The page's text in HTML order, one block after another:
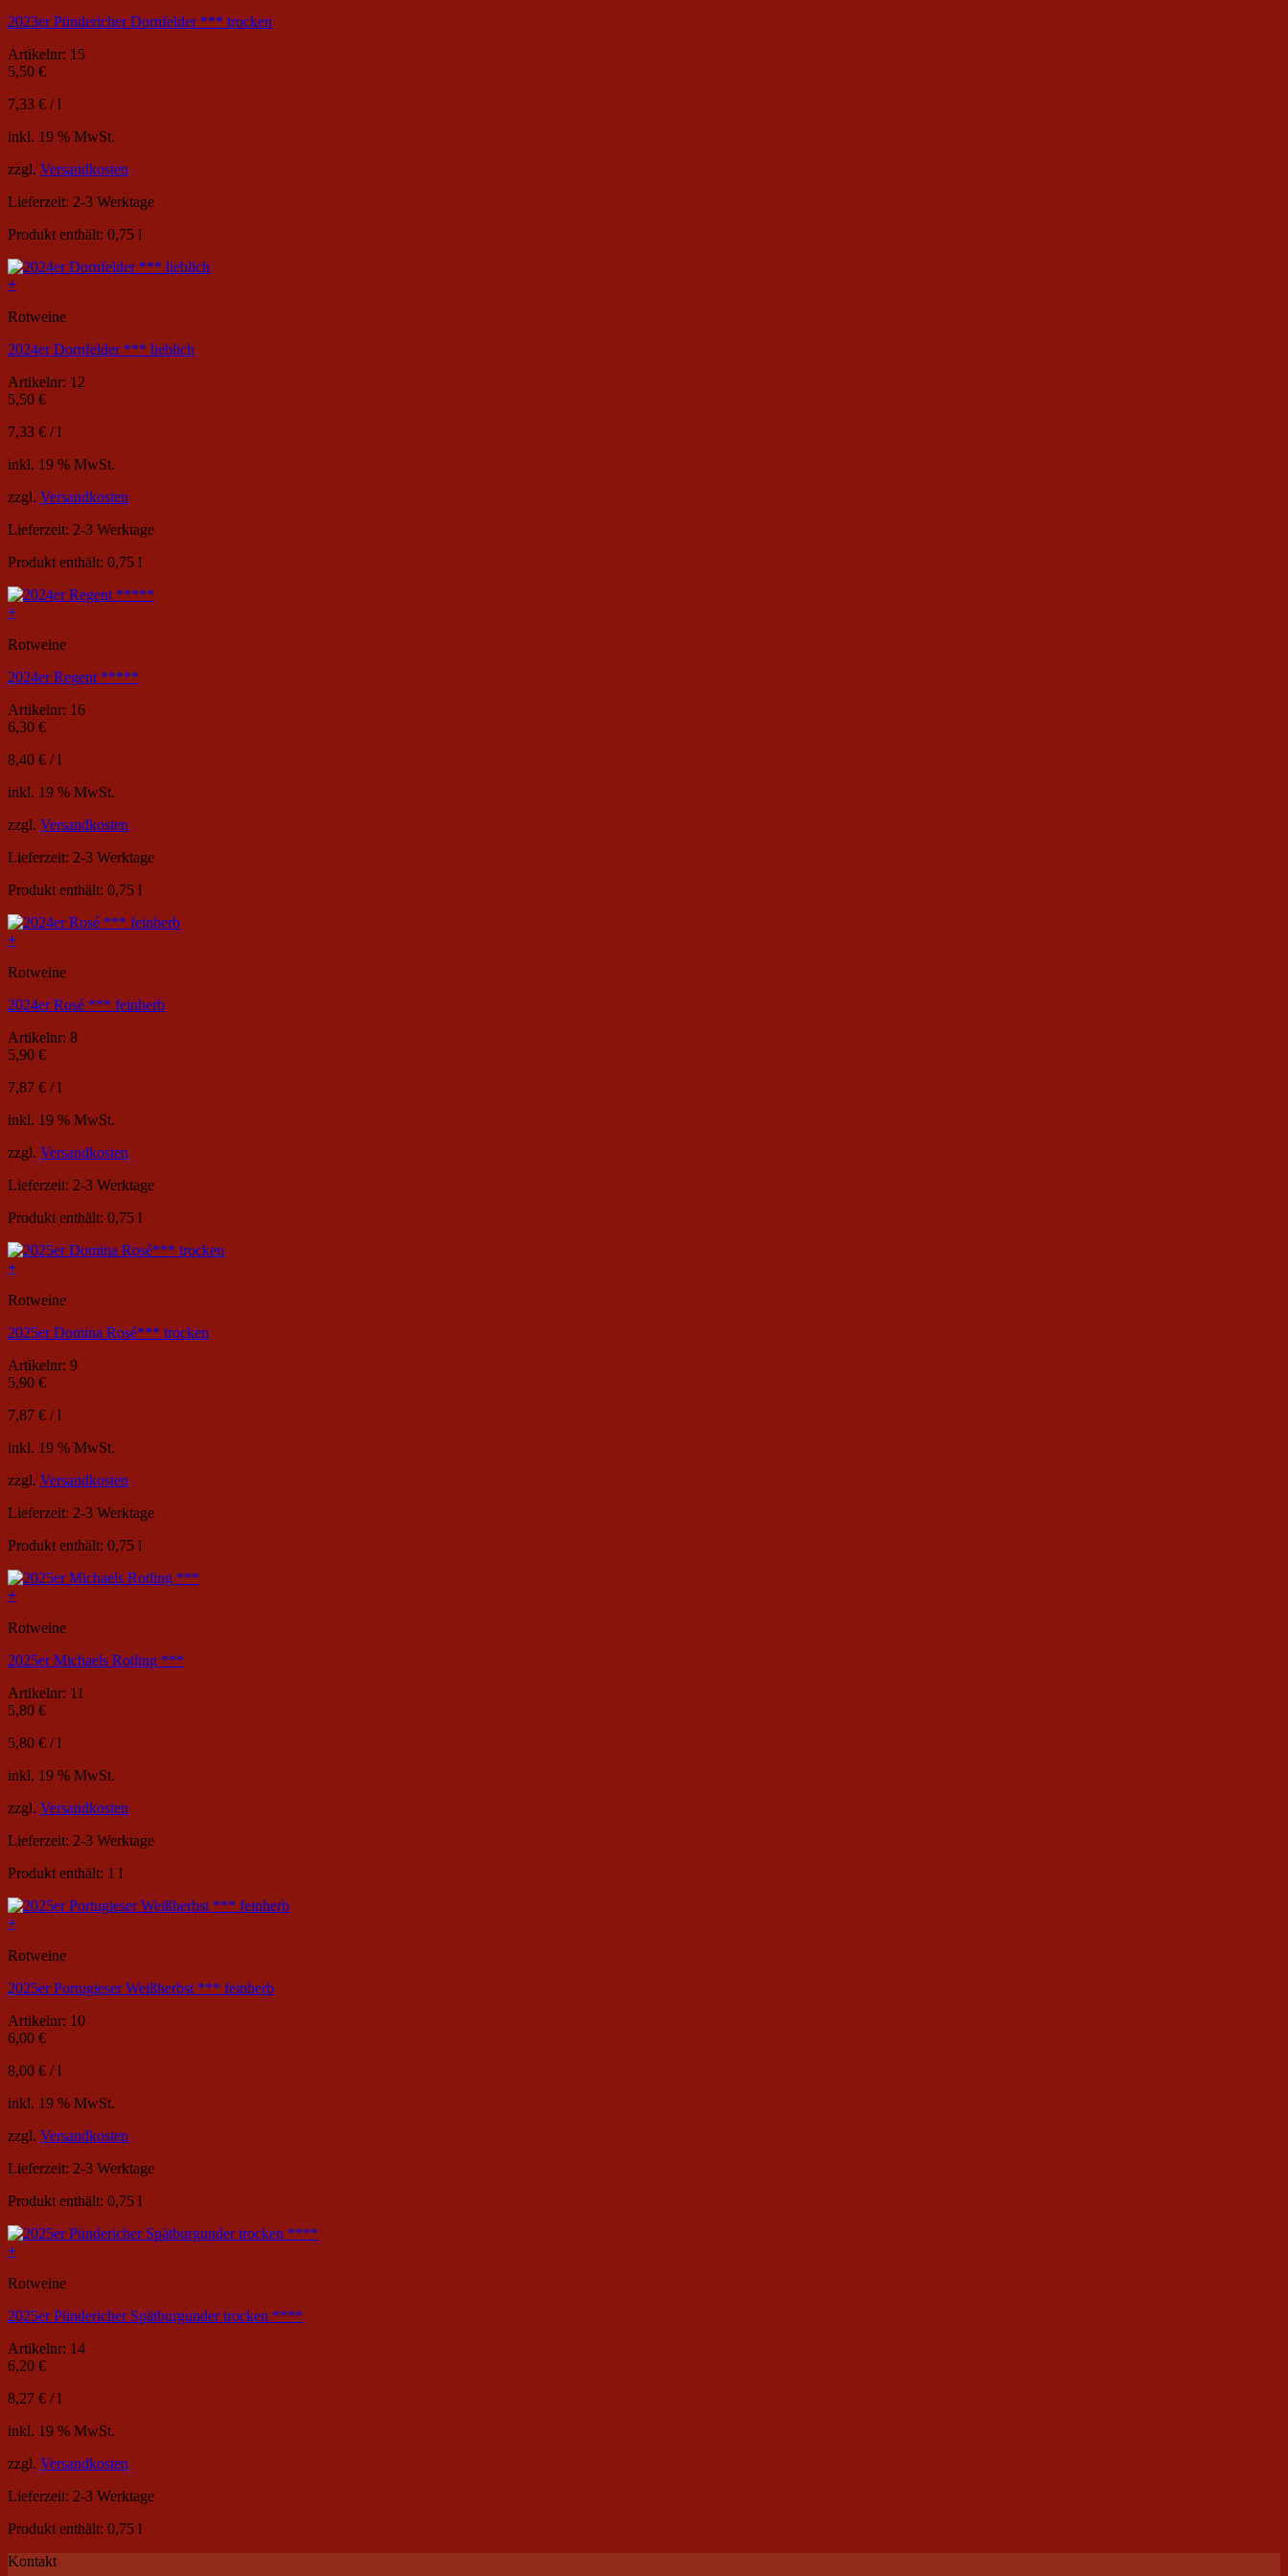
2023er Pündericher Dornfelder *** trocken
Artikelnr: 15
5,50 €
7,33 € /l
inkl. 19 % MwSt.
zzgl. Versandkosten
Lieferzeit: 2-3 Werktage
Produkt enthält: 0,75 l
+
Rotweine
2024er Dornfelder *** lieblich
Artikelnr: 12
5,50 €
7,33 € /l
inkl. 19 % MwSt.
zzgl. Versandkosten
Lieferzeit: 2-3 Werktage
Produkt enthält: 0,75 l
+
Rotweine
2024er Regent *****
Artikelnr: 16
6,30 €
8,40 € /l
inkl. 19 % MwSt.
zzgl. Versandkosten
Lieferzeit: 2-3 Werktage
Produkt enthält: 0,75 l
+
Rotweine
2024er Rosé *** feinherb
Artikelnr: 8
5,90 €
7,87 € /l
inkl. 19 % MwSt.
zzgl. Versandkosten
Lieferzeit: 2-3 Werktage
Produkt enthält: 0,75 l
+
Rotweine
2025er Domina Rosé*** trocken
Artikelnr: 9
5,90 €
7,87 € /l
inkl. 19 % MwSt.
zzgl. Versandkosten
Lieferzeit: 2-3 Werktage
Produkt enthält: 0,75 l
+
Rotweine
2025er Michaels Rotling ***
Artikelnr: 11
5,80 €
5,80 € /l
inkl. 19 % MwSt.
zzgl. Versandkosten
Lieferzeit: 2-3 Werktage
Produkt enthält: 1 l
+
Rotweine
2025er Portugieser Weißherbst *** feinherb
Artikelnr: 10
6,00 €
8,00 € /l
inkl. 19 % MwSt.
zzgl. Versandkosten
Lieferzeit: 2-3 Werktage
Produkt enthält: 0,75 l
+
Rotweine
2025er Pündericher Spätburgunder trocken ****
Artikelnr: 14
6,20 €
8,27 € /l
inkl. 19 % MwSt.
zzgl. Versandkosten
Lieferzeit: 2-3 Werktage
Produkt enthält: 0,75 l
Kontakt